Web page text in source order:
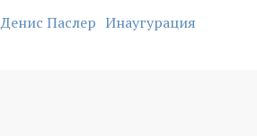
Денис Паслер Инаугурация